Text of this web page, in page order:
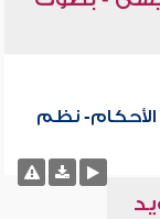
الأحكام- نظم